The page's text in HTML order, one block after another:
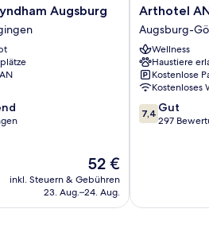
Augsburg
Der
Preis
beträgt
52 €
inkl. Steuern & Gebühren
23. Aug.–24. Aug.
Arthotel
ANA
GOLD
Augsburg-
Göggingen
Arthotel
Augsburg-
Wellness
Haustiere
Kostenlose
Kostenloses
7.4
von
7,4 Gut
297